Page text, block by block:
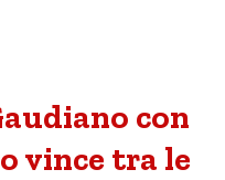
con
vince tra le